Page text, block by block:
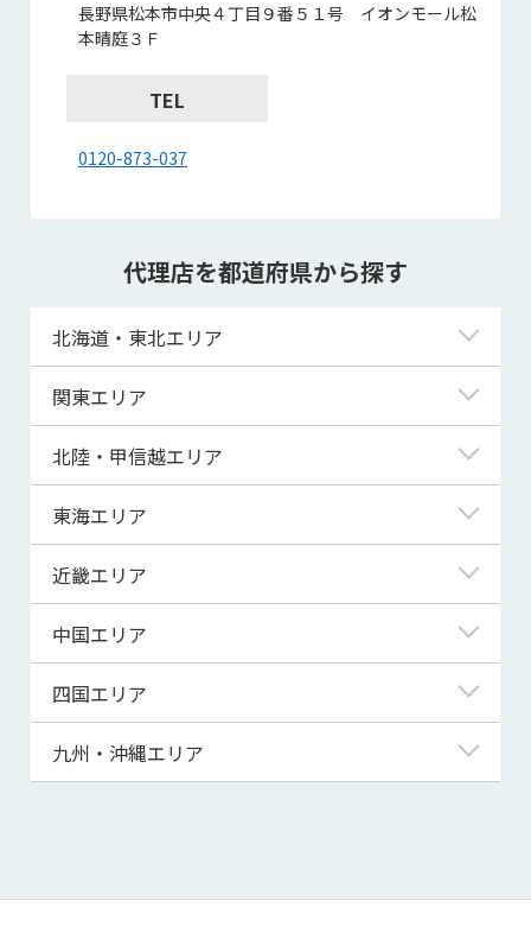
長野県松本市中央４丁目９番５１号 イオンモール松
本晴庭３Ｆ
TEL
0120-873-037
代理店を都道府県から探す
北海道・東北エリア
北海道
青森県
宮城県
秋田県
山形県
関東エリア
東京都
神奈川県
埼玉県
千葉県
茨城県
群馬県
北陸・甲信越エリア
新潟県
富山県
福井県
山梨県
長野県
東海エリア
岐阜県
静岡県
三重県
近畿エリア
滋賀県
京都府
大阪府
兵庫県
和歌山県
中国エリア
鳥取県
島根県
山口県
四国エリア
徳島県
高知県
九州・沖縄エリア